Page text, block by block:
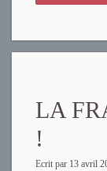
LA
!
Ecrit par 13 avril